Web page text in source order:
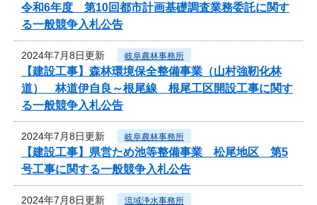
令和6年度 第10回都市計画基礎調査業務委託に関す
る一般競争入札公告
2024年7月8日更新 岐阜農林事務所
【建設工事】森林環境保全整備事業（山村強靭化林
道） 林道伊自良～根尾線 根尾工区開設工事に関す
る一般競争入札公告
2024年7月8日更新 岐阜農林事務所
【建設工事】県営ため池等整備事業 松尾地区 第5
号工事に関する一般競争入札公告
2024年7月8日更新 流域浄水事務所